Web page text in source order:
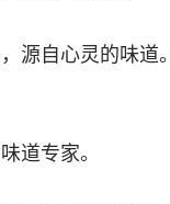
源自心灵的味道。
道专家。